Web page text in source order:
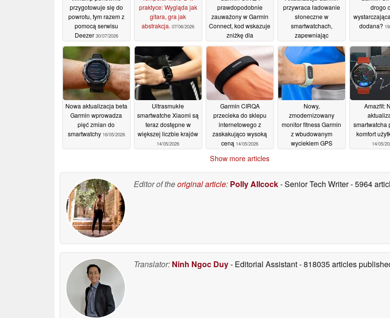
przygotowuje się do
powrotu, tym razem z
pomocą serwisu
Deezer 30/07/2026
praktyce: Wygląda jak
gitara, gra jak
abstrakcja. 07/06/2026
prawdopodobnie
zauważony w Garmin
Connect, kod wskazuje
zniżkę dla
21/05/2026
przywraca ładowanie
słoneczne w
smartwatchach,
zapewniając
żywotność baterii
19/05/2026
drogo
dodana?
Nowa aktualizacja beta
Garmin wprowadza
pięć zmian do
smartwatchy 16/05/2026
Ultrasmukłe
smartwatche Xiaomi są
teraz dostępne w
większej liczbie krajów
14/05/2026
Garmin CIRQA
przecieka do sklepu
internetowego z
zaskakująco wysoką
ceną 14/05/2026
Nowy,
zmodernizowany
monitor fitness Garmin
z wbudowanym
wyciekiem GPS
Amazfit:
smartwatcha
komfort
14/05/
Show more articles
Editor of theoriginal article: Polly Allcock- Senior Tech Writer- 5964
Translator: Ninh Ngoc Duy- Editorial Assistant- 818035 articles